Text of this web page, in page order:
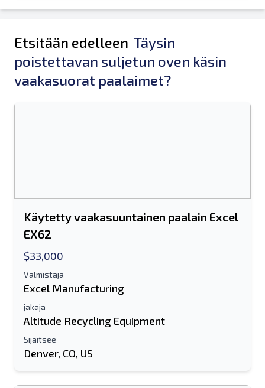
Etsitään edelleen Täysin
poistettavan suljetun oven käsin
vaakasuorat paalaimet?
Käytetty vaakasuuntainen paalain Excel
EX62
$33,000
Valmistaja
Excel Manufacturing
jakaja
Altitude Recycling Equipment
Sijaitsee
Denver, CO, US